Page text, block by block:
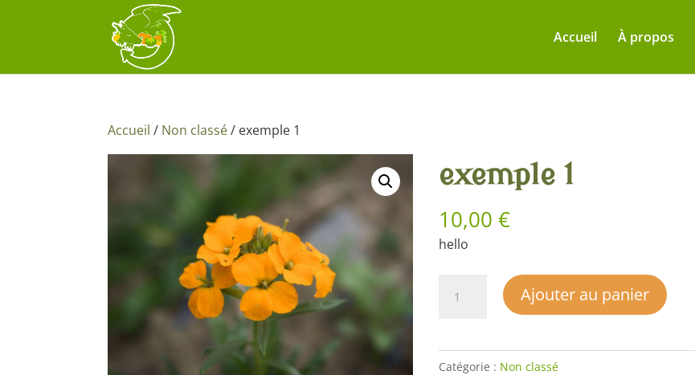
Accueil À propos
Accueil / Non classé/ exemple 1
exemple 1
10,00€
hello
1
Ajouter au panier
Catégorie : Non classé